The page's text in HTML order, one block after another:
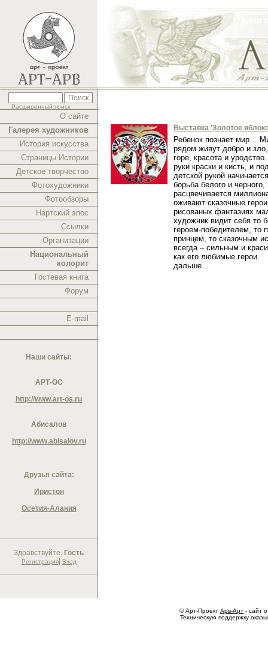
Расширенный поиск
О сайте
Галерея художников
История искусства
Страницы Истории
Детское творчество
Фотохудожники
Фотообзоры
Нартский эпос
Ссылки
Организации
Национальный
колорит
Гостевая книга
Форум
E-mail
Наши сайты:
АРТ-ОС
http://www.art-os.ru
Абисалов
http://www.abisalov.ru
Друзья сайта:
Иристон
Осетия-Алания
Здравствуйте, Гость
Регистрация| Вход
Выставка 'Золотое
Ребенок познает мир…
рядом живут добро и
горе, красота и
руки краски и кисть, и
детской рукой
борьба белого и черного,
расцвечивается
оживают сказочные
рисованых фантазиях
художник видит себя то
героем-победителем, то
принцем, то сказочным
всегда – сильным и
как его любимые герои.
дальше...
© Арт-Проект Арв-Арт - сайт
Техническую поддержку